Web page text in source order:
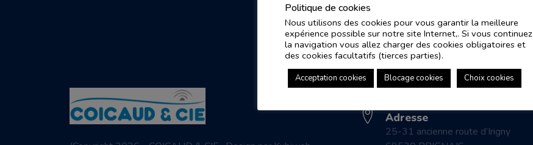
Adresse e-mail
controle.coicaud@ascenseurnsa.fr
Numéro de téléphone
04 78 83 87 20
Adresse
25-31 ancienne route d’Irigny
Politique de cookies
Nous utilisons des cookies pour vous garantir la meilleure
expérience possible sur notre site Internet,. Si vous continuez
la navigation vous allez charger des cookies obligatoires et
des cookies facultatifs (tierces parties).
Acceptation cookies Blocage cookies Choix cookies